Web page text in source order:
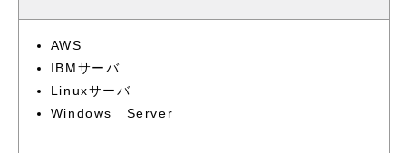
AWS
IBMサーバ
Linuxサーバ
Windows Server